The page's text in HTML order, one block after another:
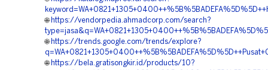
🌐 https://vendorpedia.ahmadcorp.com/search?
🌐 https://trends.google.com/trends/explore?
🌐 https://bela.gratisongkir.id/products/10?